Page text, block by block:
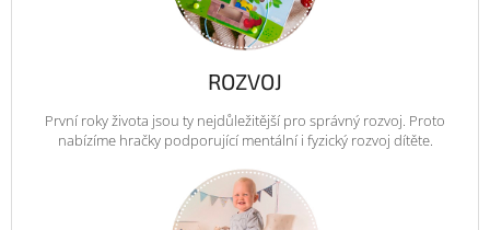
ROZVOJ
První roky života jsou ty nejdůležitější pro správný rozvoj. Proto
nabízíme hračky podporující mentální i fyzický rozvoj dítěte.